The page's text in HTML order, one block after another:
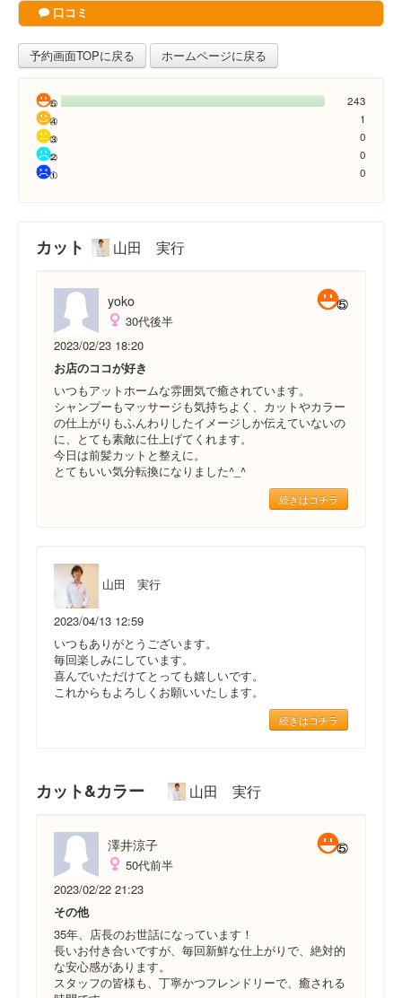
口コミ
予約画面TOPに戻る ホームページに戻る
243
1
0
0
0
カット 山田 実行
yoko
30代後半
2023/02/23 18:20
お店のココが好き
いつもアットホームな雰囲気で癒されています。
シャンプーもマッサージも気持ちよく、カットやカラー
の仕上がりもふんわりしたイメージしか伝えていないの
に、とても素敵に仕上げてくれます。
今日は前髪カットと整えに。
とてもいい気分転換になりました^_^
続きはコチラ
山田 実行
2023/04/13 12:59
いつもありがとうございます。
毎回楽しみにしています。
喜んでいただけてとっても嬉しいです。
これからもよろしくお願いいたします。
続きはコチラ
カット&カラー 山田 実行
澤井涼子
50代前半
2023/02/22 21:23
その他
35年、店長のお世話になっています！
長いお付き合いですが、毎回新鮮な仕上がりで、絶対的
な安心感があります。
スタッフの皆様も、丁寧かつフレンドリーで、癒される